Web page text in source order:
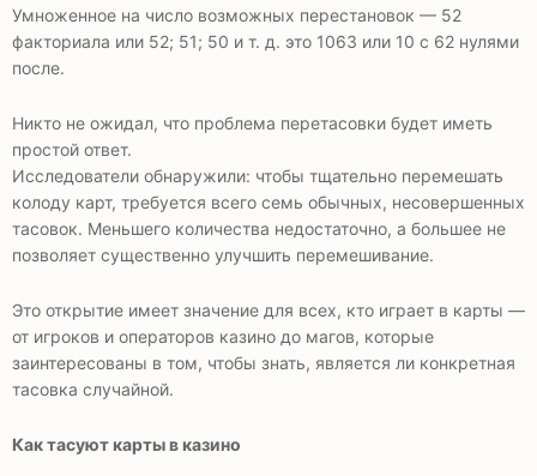
Умноженное на число возможных перестановок — 52
факториала или 52; 51; 50 и т. д. это 1063 или 10 с 62 нулями
после.
Никто не ожидал, что проблема перетасовки будет иметь
простой ответ.
Исследователи обнаружили: чтобы тщательно перемешать
колоду карт, требуется всего семь обычных, несовершенных
тасовок. Меньшего количества недостаточно, а большее не
позволяет существенно улучшить перемешивание.
Это открытие имеет значение для всех, кто играет в карты —
от игроков и операторов казино до магов, которые
заинтересованы в том, чтобы знать, является ли конкретная
тасовка случайной.
Как тасуют карты в казино